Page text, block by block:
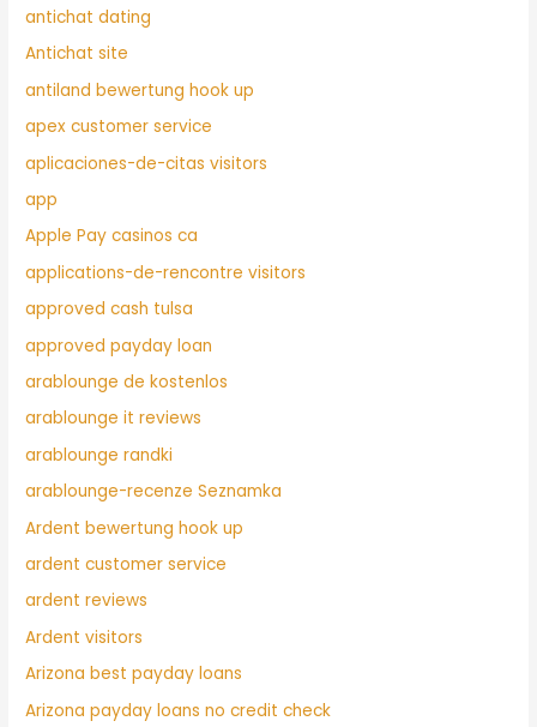
antichat dating
Antichat site
antiland bewertung hook up
apex customer service
aplicaciones-de-citas visitors
app
Apple Pay casinos ca
applications-de-rencontre visitors
approved cash tulsa
approved payday loan
arablounge de kostenlos
arablounge it reviews
arablounge randki
arablounge-recenze Seznamka
Ardent bewertung hook up
ardent customer service
ardent reviews
Ardent visitors
Arizona best payday loans
Arizona payday loans no credit check